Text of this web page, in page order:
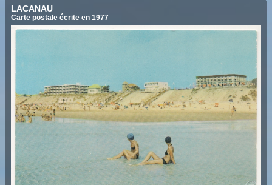
LACANAU
Carte postale écrite en 1977